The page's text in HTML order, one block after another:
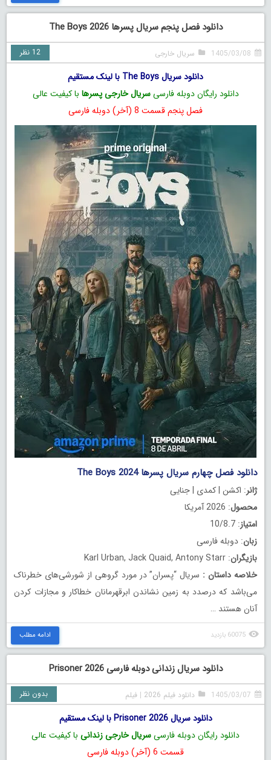
دانلود فصل پنجم سریال پسرها The Boys 2026
1405/03/08 سریال خارجی 12 نظر
دانلود سریال The Boys با لینک مستقیم
دانلود رایگان دوبله فارسیسریال خارجی پسرها با کیفیت عالی
فصل پنجم قسمت 8 (آخر) دوبله فارسی
دانلود فصل چهارم سریال پسرها The Boys 2024
ژانر: اکشن | کمدی | جنایی
محصول: 2026 آمریکا
امتیاز: 10/8.7
زبان: دوبله فارسی
بازیگران: Karl Urban, Jack Quaid, Antony Starr
خلاصه داستان : سریال “پسران” در مورد گروهی از شورشی‌های خطرناک
می‌باشد که درصدد به زمین نشاندن ابرقهرمانان خطاکار و مجازات کردن
آنان هستند …
60075 بازدید ادامه مطلب
دانلود سریال زندانی دوبله فارسی Prisoner 2026
1405/03/07 دانلود فیلم 2026 |فیلم بدون نظر
دانلود سریال Prisoner 2026 با لینک مستقیم
دانلود رایگان دوبله فارسیسریال خارجی زندانی با کیفیت عالی
قسمت 6 (آخر) دوبله فارسی